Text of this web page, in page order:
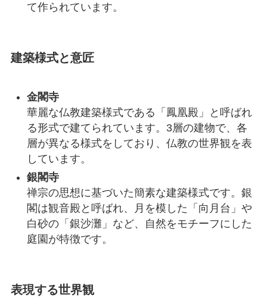
て作られています。
建築様式と意匠
金閣寺
華麗な仏教建築様式である「鳳凰殿」と呼ばれ
る形式で建てられています。3層の建物で、各
層が異なる様式をしており、仏教の世界観を表
しています。
銀閣寺
禅宗の思想に基づいた簡素な建築様式です。銀
閣は観音殿と呼ばれ、月を模した「向月台」や
白砂の「銀沙灘」など、自然をモチーフにした
庭園が特徴です。
表現する世界観